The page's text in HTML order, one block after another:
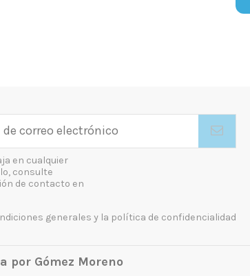
en cualquier
consulte
de contacto en
generales y la política de confidencialidad
por Gómez Moreno